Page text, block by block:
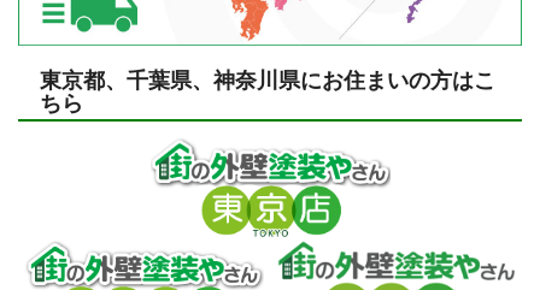
東京都、千葉県、神奈川県にお住まいの方はこ
ちら